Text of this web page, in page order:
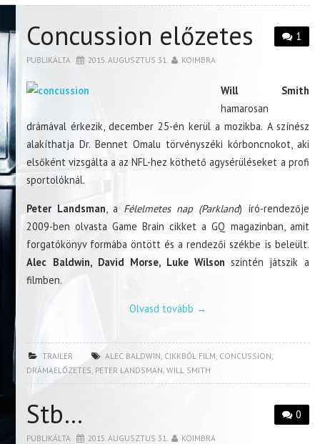
1
Concussion előzetes
PUBLIKÁLTA 2015. AUGUSZTUS 31. KOIMBRA
Will Smith
hamarosan
drámával érkezik, december 25-én kerül a mozikba. A színész
alakíthatja Dr. Bennet Omalu törvényszéki kórboncnokot, aki
elsőként vizsgálta a az NFL-hez köthető agysérüléseket a profi
sportolóknál.
Peter Landsman , a Félelmetes nap (Parkland) író-rendezője
2009-ben olvasta Game Brain cikket a GQ magazinban, amit
forgatókönyv formába öntött és a rendezői székbe is beleült.
Alec Baldwin, David Morse, Luke Wilson szintén játszik a
filmben.
Olvasd tovább →
TRAILER ALEC BALDWIN CIKKBŐL FILM CONCUSSION
DRÁMAELŐZETES PETER LANDSMAN ,WILL SMITH
0
Stb…
PUBLIKÁLTA 2015. AUGUSZTUS 31. KOIMBRA